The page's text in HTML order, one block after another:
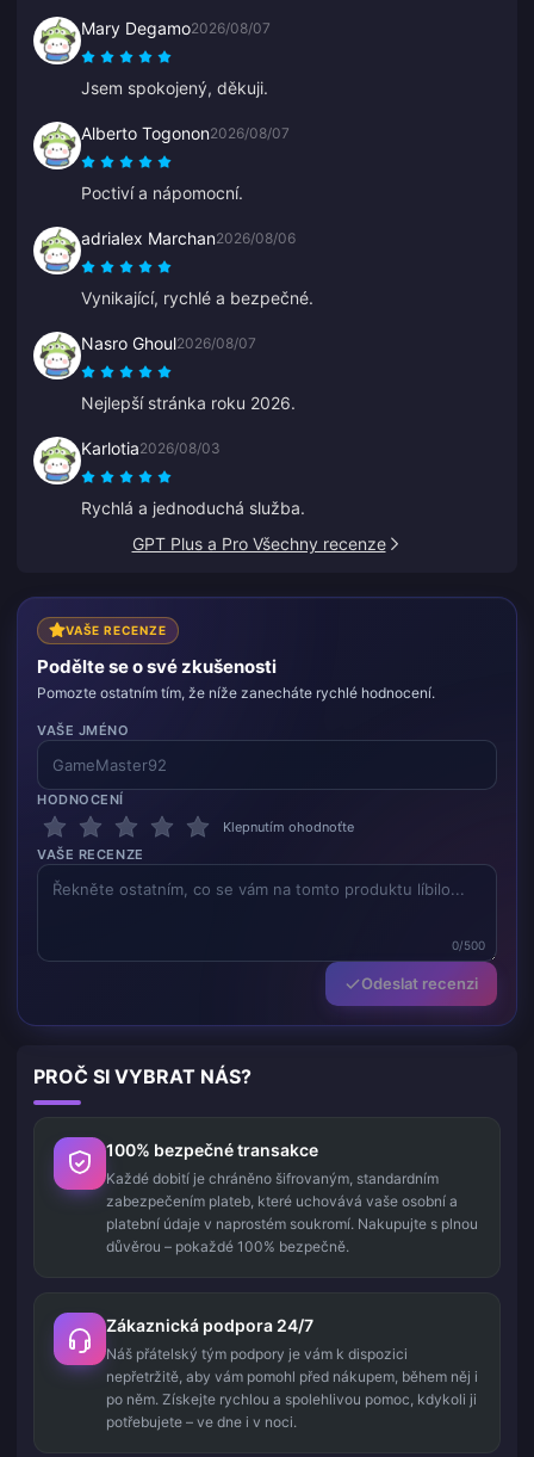
Mary Degamo2026/08/07
Jsem spokojený, děkuji.
Alberto Togonon2026/08/07
Poctiví a nápomocní.
adrialex Marchan2026/08/06
Vynikající, rychlé a bezpečné.
Nasro Ghoul2026/08/07
Nejlepší stránka roku 2026.
Karlotia2026/08/03
Rychlá a jednoduchá služba.
GPT Plus a Pro Všechny recenze
VAŠE RECENZE
Podělte se o své zkušenosti
Pomozte ostatním tím, že níže zanecháte rychlé hodnocení.
VAŠE JMÉNO
HODNOCENÍ
Klepnutím ohodnoťte
VAŠE RECENZE
0/500
Odeslat recenzi
PROČ SI VYBRAT NÁS?
100% bezpečné transakce
Každé dobití je chráněno šifrovaným, standardním
zabezpečením plateb, které uchovává vaše osobní a
platební údaje v naprostém soukromí. Nakupujte s plnou
důvěrou – pokaždé 100% bezpečně.
Zákaznická podpora 24/7
Náš přátelský tým podpory je vám k dispozici
nepřetržitě, aby vám pomohl před nákupem, během něj i
po něm. Získejte rychlou a spolehlivou pomoc, kdykoli ji
potřebujete – ve dne i v noci.